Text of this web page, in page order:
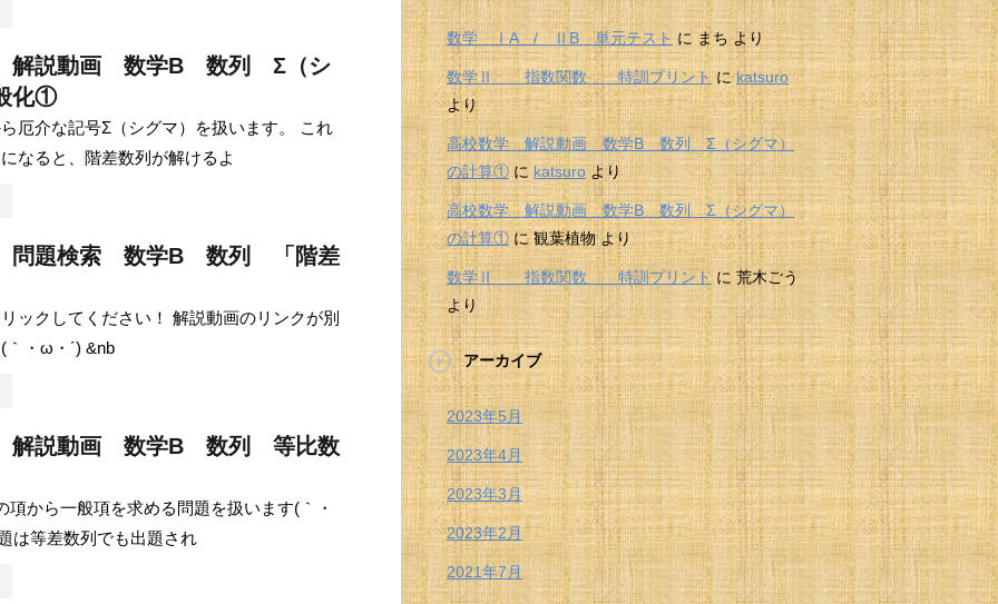
解説動画 数学B 数列 Σ（シ
化①
厄介な記号Σ（シグマ）を扱います。 これ
なると、階差数列が解けるよ
問題検索 数学B 数列 「階差
ックしてください！ 解説動画のリンクが別
｀・ω・´) &nb
解説動画 数学B 数列 等比数
項から一般項を求める問題を扱います(｀・
は等差数列でも出題され
数学 ⅠA / ⅡB 単元テスト に まち より
数学Ⅱ 指数関数 特訓プリント に katsuro
より
高校数学 解説動画 数学B 数列 Σ（シグマ）
の計算① に katsuroより
高校数学 解説動画 数学B 数列 Σ（シグマ）
の計算①に観葉植物より
数学Ⅱ 指数関数 特訓プリント に 荒木ごう
より
アーカイブ
2023年5月
2023年4月
2023年3月
2023年2月
2021年7月